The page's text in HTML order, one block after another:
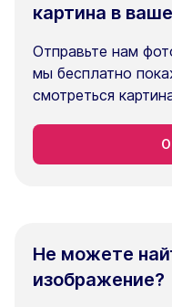
картина в
Отправьте нам
мы бесплатно
смотреться
Не можете
изображение?